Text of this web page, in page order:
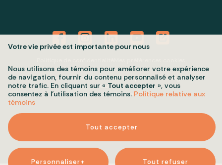
Tous droits réservés 2026 © Conseil du patrimoine religieux du
Québec
Conception et réalisation :Nubee
Votre vie privée est importante pour nous
Nous utilisons des témoins pour améliorer votre expérience
de navigation, fournir du contenu personnalisé et analyser
notre trafic. En cliquant sur « Tout accepter », vous
consentez à l’utilisation des témoins. Politique relative aux
témoins
Personnaliser+ Tout refuser
Tout accepter